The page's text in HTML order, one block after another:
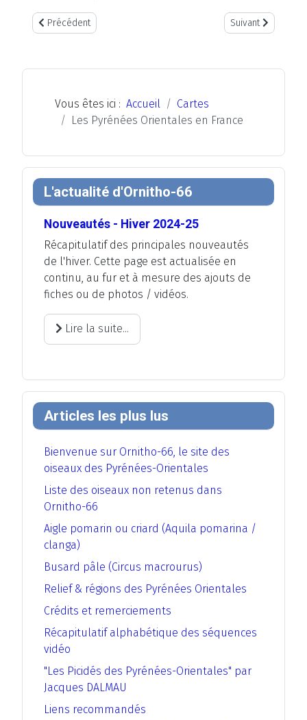
Article précédent : Le massif des Corbières
Précédent Article suivant :
Suivant
Vous êtes ici : Accueil
Cartes
Les Pyrénées Orientales en France
L'actualité d'Ornitho-66
Nouveautés - Hiver 2024-25
Récapitulatif des principales nouveautés
de l'hiver. Cette page est actualisée en
continu, au fur et à mesure des ajouts de
fiches ou de photos / vidéos.
Lire la suite...
Articles les plus lus
Bienvenue sur Ornitho-66, le site des
oiseaux des Pyrénées-Orientales
Liste des oiseaux non retenus dans
Ornitho-66
Aigle pomarin ou criard (Aquila pomarina /
clanga)
Busard pâle (Circus macrourus)
Relief & régions des Pyrénées Orientales
Crédits et remerciements
Récapitulatif alphabétique des séquences
vidéo
"Les Picidés des Pyrénées-Orientales" par
Jacques DALMAU
Liens recommandés